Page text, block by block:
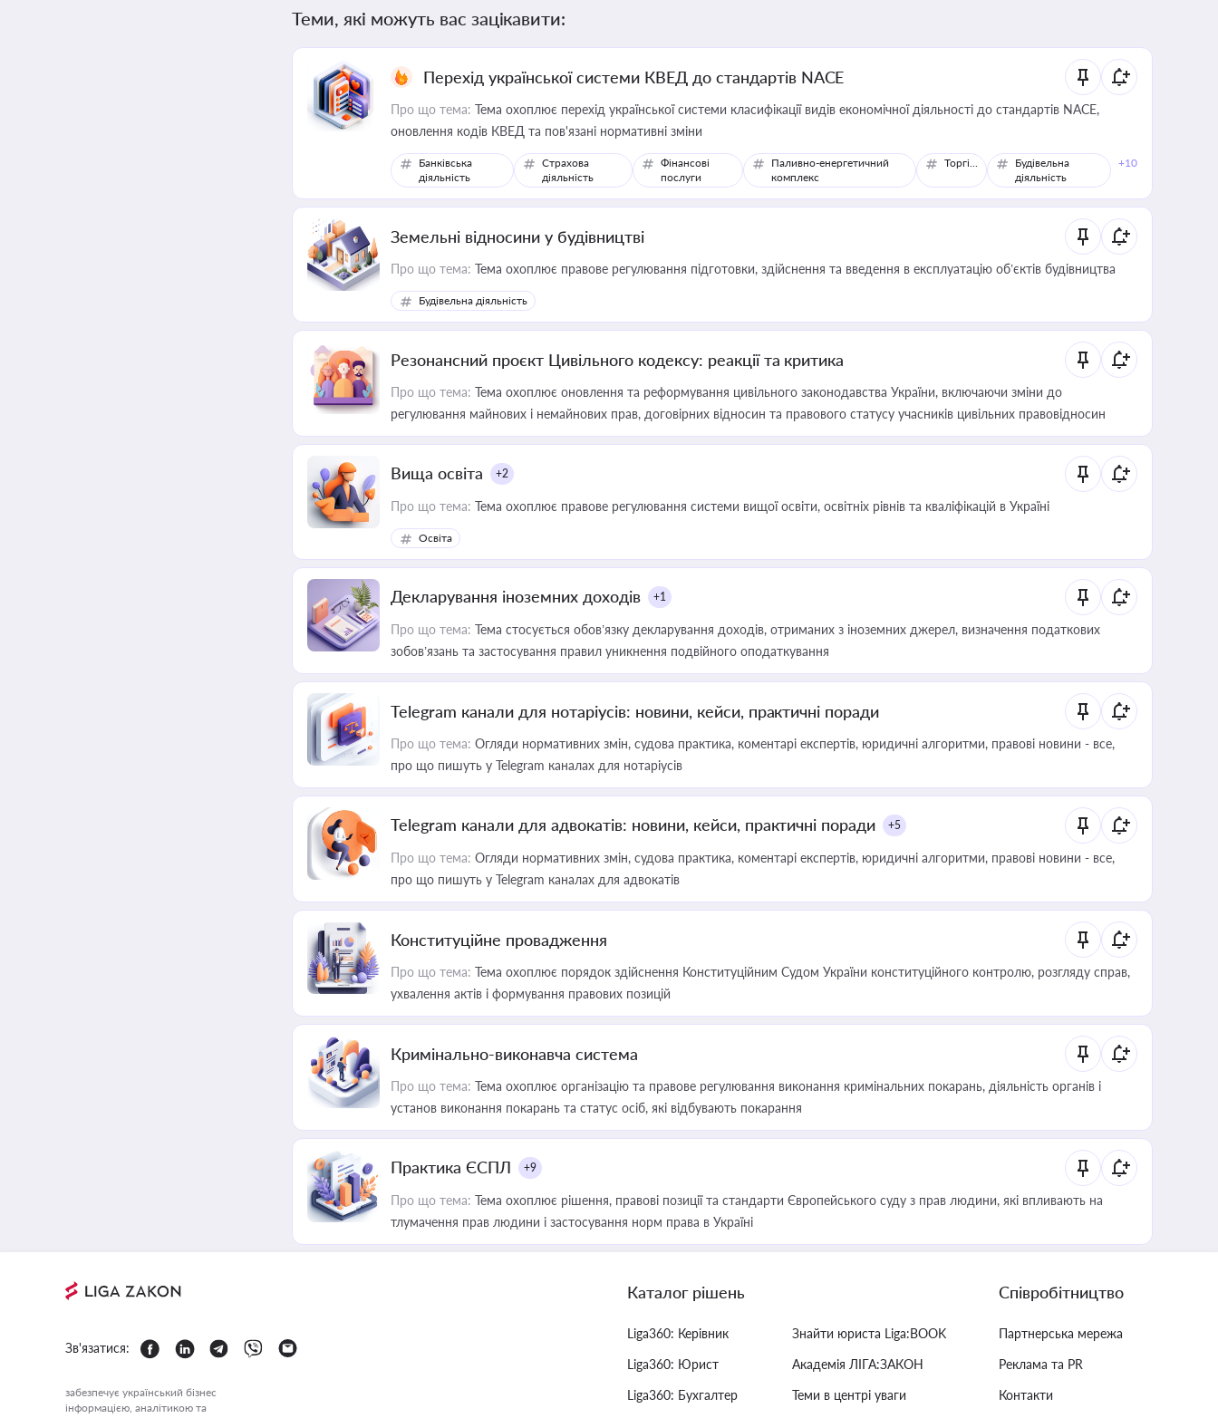
Теми, які можуть вас зацікавити:
Перехід української системи КВЕД до стандартів NACE
Про що тема: Тема охоплює перехід української системи класифікації видів економічної діяльності до стандартів NACE,
оновлення кодів КВЕД та пов'язані нормативні зміни
Банківська
діяльність
Страхова
діяльність
Фінансові
послуги
Паливно-енергетичний
комплекс
Торгівля
Будівельна
діяльність
+10
Земельні відносини у будівництві
Про що тема: Тема охоплює правове регулювання підготовки, здійснення та введення в експлуатацію об’єктів будівництва
Будівельна діяльність
Резонансний проєкт Цивільного кодексу: реакції та критика
Про що тема: Тема охоплює оновлення та реформування цивільного законодавства України, включаючи зміни до
регулювання майнових і немайнових прав, договірних відносин та правового статусу учасників цивільних правовідносин
Вища освіта +2
Про що тема: Тема охоплює правове регулювання системи вищої освіти, освітніх рівнів та кваліфікацій в Україні
Освіта
Декларування іноземних доходів +1
Про що тема: Тема стосується обов’язку декларування доходів, отриманих з іноземних джерел, визначення податкових
зобов’язань та застосування правил уникнення подвійного оподаткування
Telegram канали для нотаріусів: новини, кейси, практичні поради
Про що тема: Огляди нормативних змін, судова практика, коментарі експертів, юридичні алгоритми, правові новини - все,
про що пишуть у Telegram каналах для нотаріусів
Telegram канали для адвокатів: новини, кейси, практичні поради +5
Про що тема: Огляди нормативних змін, судова практика, коментарі експертів, юридичні алгоритми, правові новини - все,
про що пишуть у Telegram каналах для адвокатів
Конституційне провадження
Про що тема: Тема охоплює порядок здійснення Конституційним Судом України конституційного контролю, розгляду справ,
ухвалення актів і формування правових позицій
Кримінально-виконавча система
Про що тема: Тема охоплює організацію та правове регулювання виконання кримінальних покарань, діяльність органів і
установ виконання покарань та статус осіб, які відбувають покарання
Практика ЄСПЛ +9
Про що тема: Тема охоплює рішення, правові позиції та стандарти Європейського суду з прав людини, які впливають на
тлумачення прав людини і застосування норм права в Україні
Зв'язатися:
забезпечує український бізнес
інформацією, аналітикою та
Каталог рішень
Liga360: Керівник
Liga360: Юрист
Liga360: Бухгалтер
Знайти юриста Liga:BOOK
Академія ЛІГА:ЗАКОН
Теми в центрі уваги
Співробітництво
Партнерська мережа
Реклама та PR
Контакти